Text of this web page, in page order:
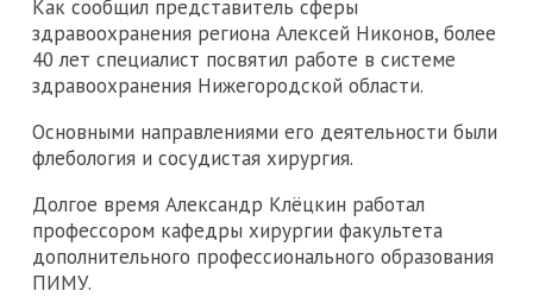
Как сообщил представитель сферы
здравоохранения региона Алексей Никонов, более
40 лет специалист посвятил работе в системе
здравоохранения Нижегородской области.
Основными направлениями его деятельности были
флебология и сосудистая хирургия.
Долгое время Александр Клёцкин работал
профессором кафедры хирургии факультета
дополнительного профессионального образования
ПИМУ.